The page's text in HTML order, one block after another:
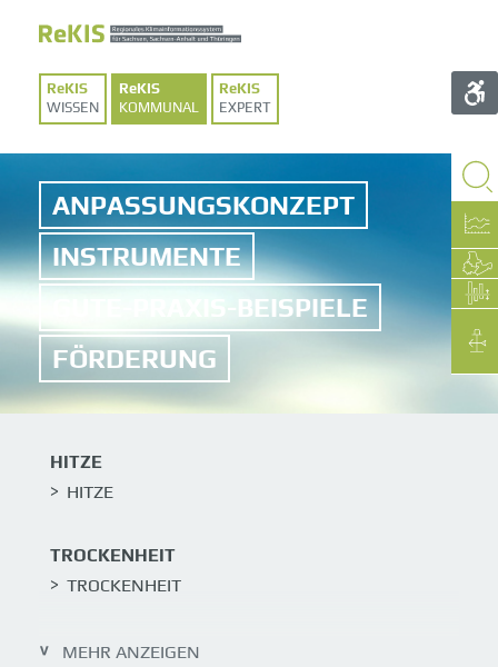
WISSEN KOMMUNAL EXPERT
ANPASSUNGSKONZEPT
INSTRUMENTE
GUTE-PRAXIS-BEISPIELE
FÖRDERUNG
HITZE
HITZE
TROCKENHEIT
TROCKENHEIT
STARKREGEN
MEHR ANZEIGEN